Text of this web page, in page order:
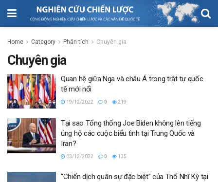
Home Category Phân tích Chuyên gia
Chuyên gia
Quan hệ giữa Nga và châu Á trong trật tự quốc
tế mới nổi
19/12/2022 0 219
Tại sao Tổng thống Joe Biden không lên tiếng
ủng hộ các cuộc biểu tình tại Trung Quốc và
Iran?
03/12/2022 0 135
“Chiến dịch quân sự đặc biệt” của Thổ Nhĩ Kỳ tại